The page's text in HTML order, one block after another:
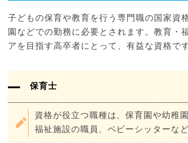
子どもの保育や教育を行う専門職の国家資
園などでの勤務に必要とされます。教育・
アを目指す高卒者にとって、有益な資格です
保育士
資格が役立つ職種は、保育園や幼稚
福祉施設の職員、ベビーシッターなど